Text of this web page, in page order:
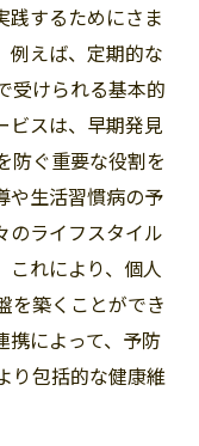
践するためにさま
例えば、定期的な
受けられる基本的
ビスは、早期発見
防ぐ重要な役割を
や生活習慣病の予
のライフスタイル
これにより、個人
を築くことができ
携によって、予防
り包括的な健康維